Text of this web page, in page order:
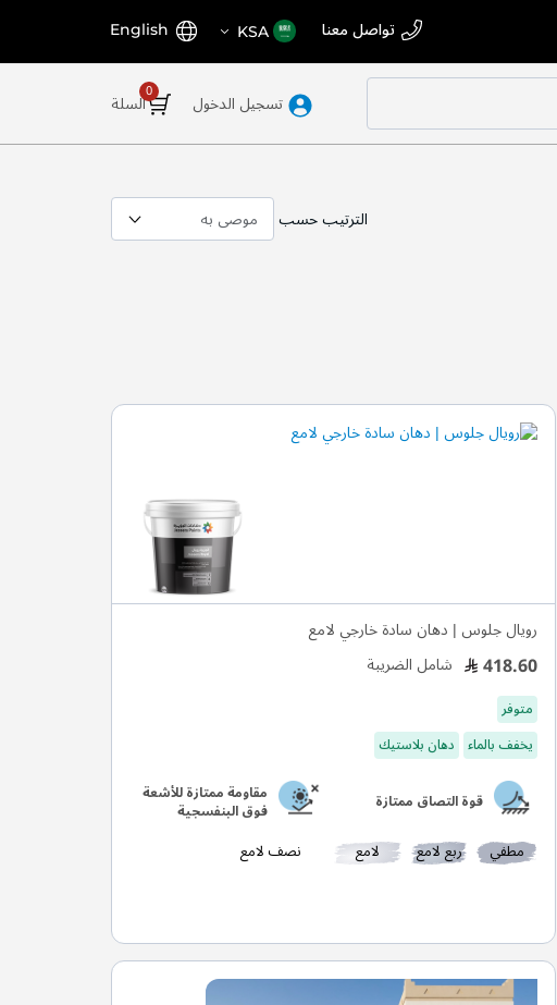
تواصل معنا اختر
المتجر
KSA اللغة English
السلة تسجيل الدخول
الترتيب حسب
رويال جلوس | دهان سادة خارجي لامع
418.60 شامل الضريبة
متوفر
يخفف بالماء دهان بلاستيك
قوة التصاق ممتازة مقاومة ممتازة للأشعة
فوق البنفسجية
مطفي ربع لامع لامع نصف لامع